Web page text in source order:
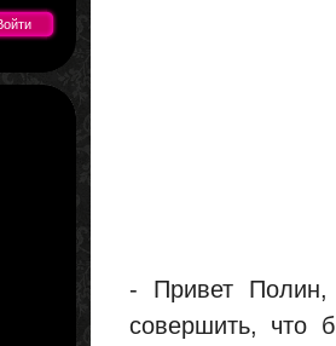
- Привет Полин,
совершить, что